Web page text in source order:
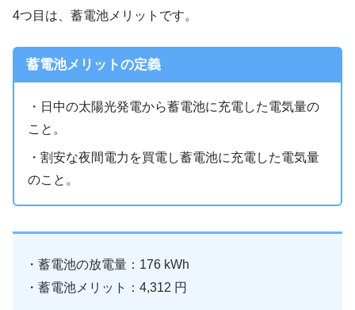
4つ目は、蓄電池メリットです。
蓄電池メリットの定義
・日中の太陽光発電から蓄電池に充電した電気量の
こと。
・割安な夜間電力を買電し蓄電池に充電した電気量
のこと。
・蓄電池の放電量：176 kWh
・蓄電池メリット：4,312 円